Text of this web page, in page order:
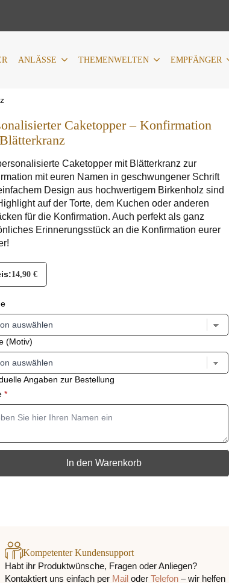
ANLÄSSE THEMENWELTEN EMPFÄNGER
Caketopper – Konfirmation
Caketopper mit Blätterkranz zur
mit euren Namen in geschwungener Schrift
Design aus hochwertigem Birkenholz sind
auf der Torte, dem Kuchen oder anderen
für die Konfirmation. Auch perfekt als ganz
Erinnerungsstück an die Konfirmation eurer
14,90€
(Motiv)
Angaben zur Bestellung
*
In den Warenkorb
Kompetenter Kundensupport
Habt ihr Produktwünsche, Fragen oder Anliegen?
Kontaktiert uns einfach per Mail oderTelefon – wir helfen